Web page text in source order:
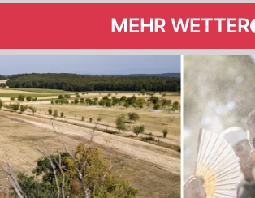
MEHR WETTER